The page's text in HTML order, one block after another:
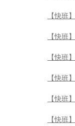
【快班
【快班
【快班
【快班
【快班
【快班